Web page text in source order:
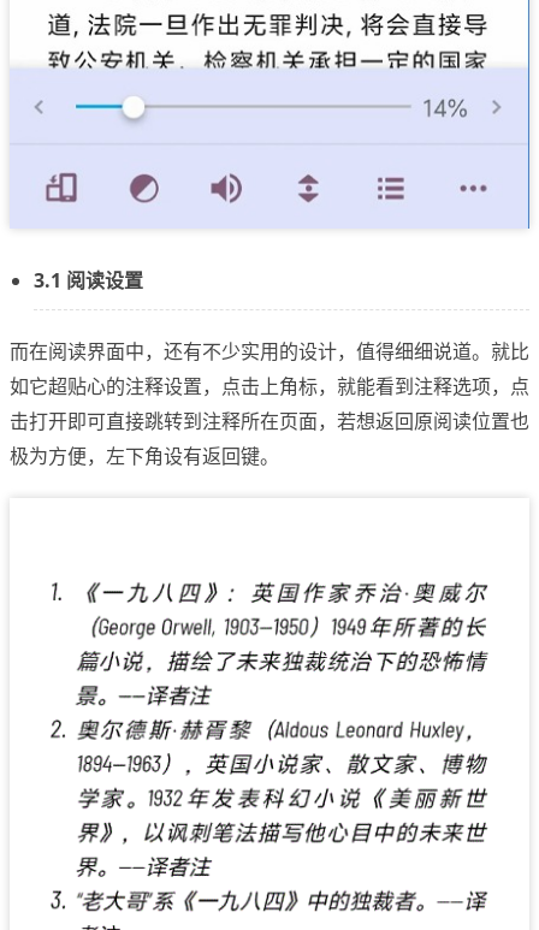
3.1 阅读设置
而在阅读界面中，还有不少实用的设计，值得细细说道。就比
如它超贴心的注释设置，点击上角标，就能看到注释选项，点
击打开即可直接跳转到注释所在页面，若想返回原阅读位置也
极为方便，左下角设有返回键。